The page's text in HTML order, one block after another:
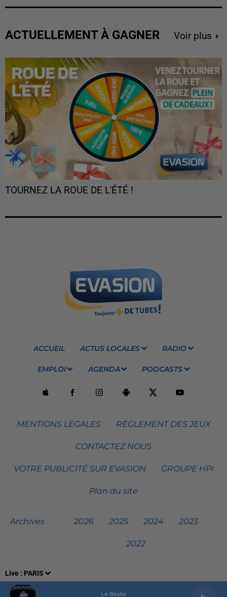
Live : PARIS
Le Reste
ACTUELLEMENT À GAGNER Voir plus
TOURNEZ LA ROUE DE L'ÉTÉ !
ACCUEIL ACTUS LOCALES RADIO
EMPLOI AGENDA PODCASTS
MENTIONS LEGALES RÈGLEMENT DES JEUX
CONTACTEZ NOUS
VOTRE PUBLICITÉ SUR EVASION GROUPE HPI
Plan du site
Archives 2026 2025 2024 2023
2022